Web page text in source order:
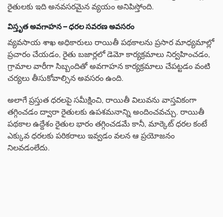
రైతులకు ఇది అనవసరమైన వ్యయం అనిపిస్తోంది.
విస్తృత అవగాహన – ధరల సవరణ అవసరం
వ్యవసాయ శాఖ అధికారులు రాయితీ పథకాలను ప్రసార మాధ్యమాల్లో
ప్రచారం చేయడం, రైతు బజార్లలో డెమో కార్యక్రమాలు నిర్వహించడం,
గ్రామాల వారీగా సిబ్బందితో అవగాహన కార్యక్రమాలు చేపట్టడం వంటి
చర్యలు తీసుకోవాల్సిన అవసరం ఉంది.
అలాగే ప్రస్తుత ధరలపై సమీక్షించి, రాయితీ విలువను వాస్తవికంగా
తగ్గించడం ద్వారా రైతులకు ఉపశమనాన్ని అందించవచ్చు. రాయితీ
పథకాల ఉద్దేశం రైతుల భారం తగ్గించడమే కానీ, మార్కెట్ ధరల కంటే
ఎక్కువ ధరలకు పరికరాలు ఇవ్వడం వలన ఆ ప్రయోజనం
నిలవడంలేదు.